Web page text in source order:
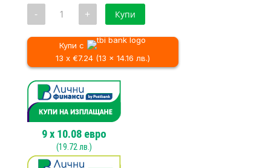
/
- количество
циркуляр
DEDRA
DED7925,
1500W,
+ Купи
Купи с
13 x €7.24 (13 x 14.16 лв.)
9x 10.08евро
(19.72 лв.)